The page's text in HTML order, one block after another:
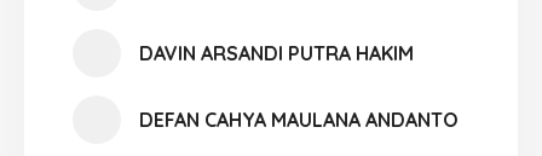
DAVIN ARSANDI PUTRA HAKIM
DEFAN CAHYA MAULANA ANDANTO